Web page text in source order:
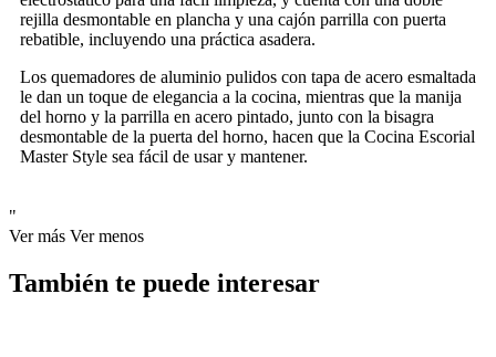
rejilla desmontable en plancha y una cajón parrilla con puerta
rebatible, incluyendo una práctica asadera.
Los quemadores de aluminio pulidos con tapa de acero esmaltada
le dan un toque de elegancia a la cocina, mientras que la manija
del horno y la parrilla en acero pintado, junto con la bisagra
desmontable de la puerta del horno, hacen que la Cocina Escorial
Master Style sea fácil de usar y mantener.
"
Ver más Ver menos
También te puede interesar